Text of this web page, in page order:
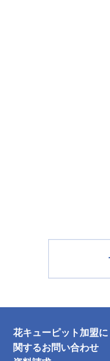
花キューピット加盟に
関するお問い合わせ